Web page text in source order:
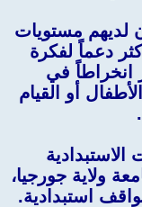
لديهم مستويات
دعماً لفكرة
انخراطاً في
أو القيام
أجريت عام 2014 بجامعة ولاية جورجيا،
استبدادية.